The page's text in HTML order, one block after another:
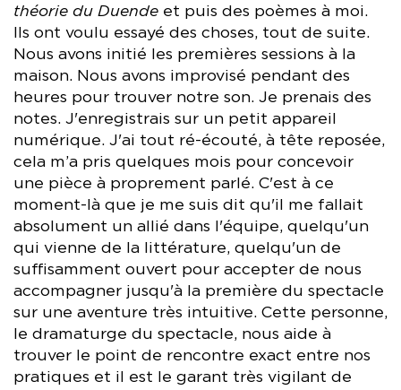
théorie du Duende et puis des poèmes à moi.
Ils ont voulu essayé des choses, tout de suite.
Nous avons initié les premières sessions à la
maison. Nous avons improvisé pendant des
heures pour trouver notre son. Je prenais des
notes. J'enregistrais sur un petit appareil
numérique. J'ai tout ré-écouté, à tête reposée,
cela m’a pris quelques mois pour concevoir
une pièce à proprement parlé. C'est à ce
moment-là que je me suis dit qu'il me fallait
absolument un allié dans l'équipe, quelqu'un
qui vienne de la littérature, quelqu'un de
suffisamment ouvert pour accepter de nous
accompagner jusqu'à la première du spectacle
sur une aventure très intuitive. Cette personne,
le dramaturge du spectacle, nous aide à
trouver le point de rencontre exact entre nos
pratiques et il est le garant très vigilant de